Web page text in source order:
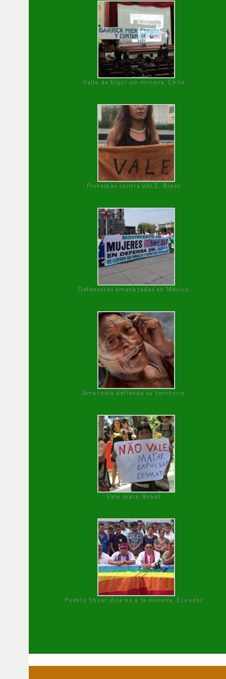
Valle de Elqui sin minería. Chile
Protestas contra VALE, Brasil
Defensoras amenazadas en México
Amazonía defiende su territorio
Vale mata, Brasil
Pueblo Shuar dice no a la minería, Ecuador